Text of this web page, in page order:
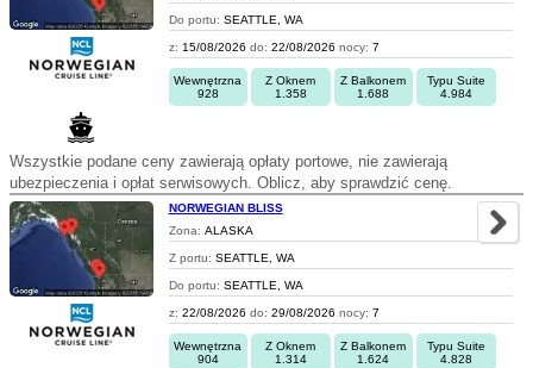
Do portu: SEATTLE, WA
z: 15/08/2026 do: 22/08/2026 nocy: 7
Wewnętrzna
928
Z Oknem
1.358
Z Balkonem
1.688
Typu Suite
4.984
Wszystkie podane ceny zawierają opłaty portowe, nie zawierają
ubezpieczenia i opłat serwisowych. Oblicz, aby sprawdzić cenę.
NORWEGIAN BLISS
Zona: ALASKA
Z portu: SEATTLE, WA
Do portu: SEATTLE, WA
z: 22/08/2026 do: 29/08/2026 nocy: 7
Wewnętrzna
904
Z Oknem
1.314
Z Balkonem
1.624
Typu Suite
4.828